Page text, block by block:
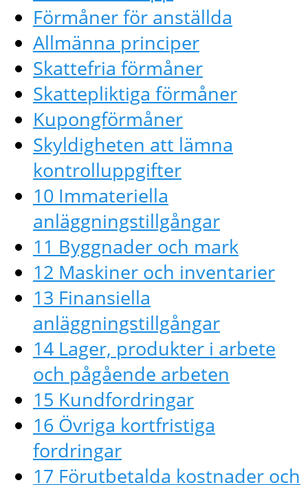
Förmåner för anställda
Allmänna principer
Skattefria förmåner
Skattepliktiga förmåner
Kupongförmåner
Skyldigheten att lämna
kontrolluppgifter
10 Immateriella
anläggningstillgångar
11 Byggnader och mark
12 Maskiner och inventarier
13 Finansiella
anläggningstillgångar
14 Lager, produkter i arbete
och pågående arbeten
15 Kundfordringar
16 Övriga kortfristiga
fordringar
17 Förutbetalda kostnader och